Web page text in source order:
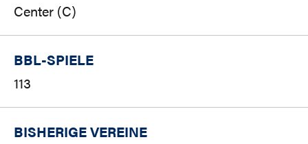
Center (C)
BBL-SPIELE
113
BISHERIGE VEREINE